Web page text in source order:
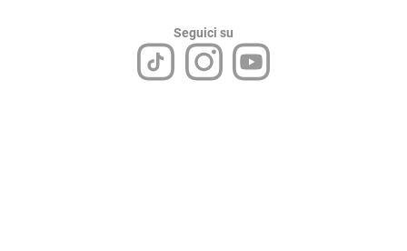
Seguici su